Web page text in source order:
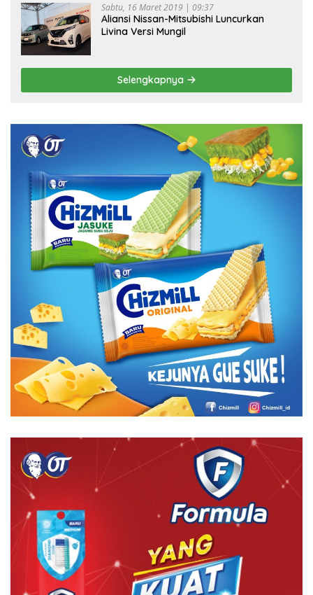
Sabtu, 16 Maret 2019 | 09:37
Aliansi Nissan-Mitsubishi Luncurkan
Livina Versi Mungil
Selengkapnya